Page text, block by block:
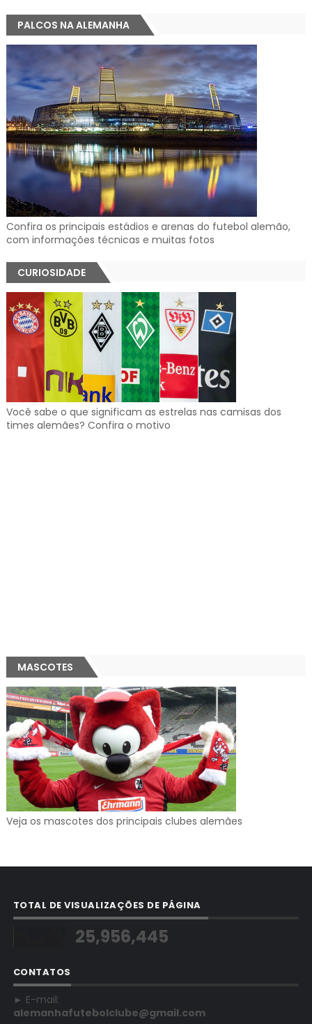
PALCOS NA ALEMANHA
Confira os principais estádios e arenas do futebol alemão,
com informações técnicas e muitas fotos
CURIOSIDADE
Você sabe o que significam as estrelas nas camisas dos
times alemães? Confira o motivo
MASCOTES
Veja os mascotes dos principais clubes alemães
TOTAL DE VISUALIZAÇÕES DE PÁGINA
25,956,445
CONTATOS
► E-mail:
alemanhafutebolclube@gmail.com